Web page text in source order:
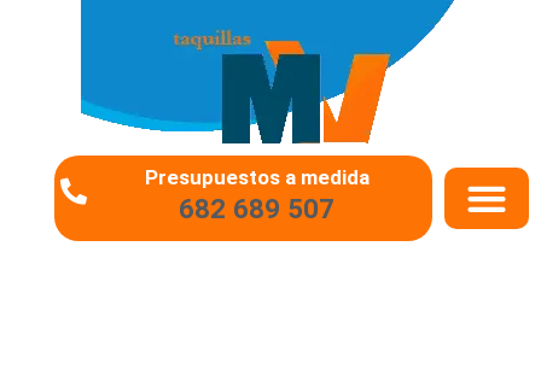
Presupuestos a medida
682 689 507